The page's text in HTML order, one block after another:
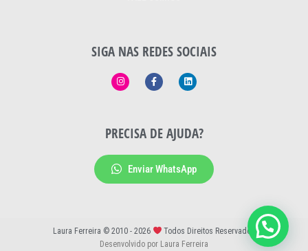
SIGA NAS REDES SOCIAIS
PRECISA DE AJUDA?
Enviar WhatsApp
Laura Ferreira © 2010 - 2026
Todos Direitos Reservados
Desenvolvido por Laura Ferreira